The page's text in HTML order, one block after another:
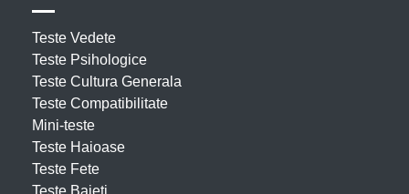
Teste Vedete
Teste Psihologice
Teste Cultura Generala
Teste Compatibilitate
Mini-teste
Teste Haioase
Teste Fete
Teste Baieti